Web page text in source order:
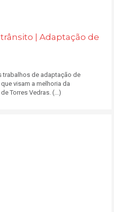
| Adaptação de
trabalhos de adaptação de
visam a melhoria da
Torres Vedras. (...)